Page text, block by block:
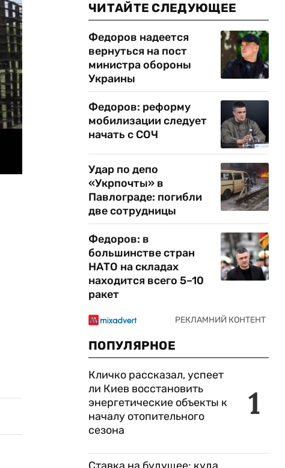
ЧИТАЙТЕ СЛЕДУЮЩЕЕ
Федоров надеется
вернуться на пост
министра обороны
Украины
Федоров: реформу
мобилизации следует
начать с СОЧ
Удар по депо
«Укрпочты» в
Павлограде: погибли
две сотрудницы
Федоров: в
большинстве стран
НАТО на складах
находится всего 5–10
ракет
ПОПУЛЯРНОЕ
1
Кличко рассказал, успеет
ли Киев восстановить
энергетические объекты к
началу отопительного
сезона